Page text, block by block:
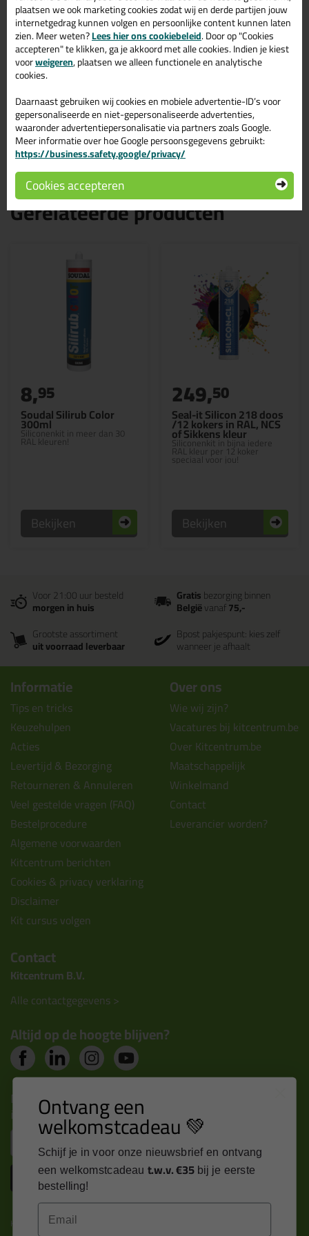
kunnen een vertraagd effect hebben op de droogtijd, test
aanbevolen)
Vrij van isocyanaat, oplosmiddelen, PVC en siliconen
Schimmeldodend en bacteriedodend ontsmet
Zeer goede hechting op vele ondergronden (alleen vochtige
oppervlakken), in de meeste daarvan koffers zonder
Niet corrosief voor metalen.
Retourneren of annuleren van dit product is niet mogelijk. (omdat
het een gepersonaliseerd product is)
Gerelateerde producten
Soudal Silirub Color
300ml
Siliconenkit in meer dan 30
RAL kleuren!
8,95
Bekijken
Seal-it Silicon 218 doos
/12 kokers in RAL, NCS
of Sikkens kleur
Siliconenkit in bijna iedere
RAL kleur per 12 koker
speciaal voor jou!
249,50
Bekijken
Voor 21:00 uur besteld
morgen in huis
Gratisbezorging binnen
Belgiëvanaf75,-
Grootste assortiment
uit voorraad leverbaar
Bpost pakjespunt: kies zelf
wanneer je afhaalt
Informatie
Tips en tricks
Keuzehulpen
Acties
Levertijd & Bezorging
Retourneren & Annuleren
Veel gestelde vragen (FAQ)
Bestelprocedure
Algemene voorwaarden
Kitcentrum berichten
Cookies & privacy verklaring
Disclaimer
Kit cursus volgen
Over ons
Wie wij zijn?
Vacatures bij kitcentrum.be
Over Kitcentrum.be
Maatschappelijk
Winkelmand
Contact
Leverancier worden?
Contact
Kitcentrum B.V.
Alle contactgegevens >
Altijd op de hoogte blijven?
Nieuws, tips en exclusieve deals rechtstreeks in je
inbox
Inschrijven
Kitcentrum is trots op:
plaatsen we ook marketing cookies zodat wij en derde partijen jouw
internetgedrag kunnen volgen en persoonlijke content kunnen laten
zien. Meer weten?Lees hier ons cookiebeleid. Door op "Cookies
accepteren" te klikken, ga je akkoord met alle cookies. Indien je kiest
voorweigeren, plaatsen we alleen functionele en analytische
cookies.
Daarnaast gebruiken wij cookies en mobiele advertentie-ID’s voor
gepersonaliseerde en niet-gepersonaliseerde advertenties,
waaronder advertentiepersonalisatie via partners zoals Google.
Meer informatie over hoe Google persoonsgegevens gebruikt:
https://business.safety.google/privacy/
Cookies accepteren
Ontvang een
welkomstcadeau 💚
Schijf je in voor onze nieuwsbrief en ontvang
een welkomstcadeau t.w.v. €35 bij je eerste
bestelling!
Email